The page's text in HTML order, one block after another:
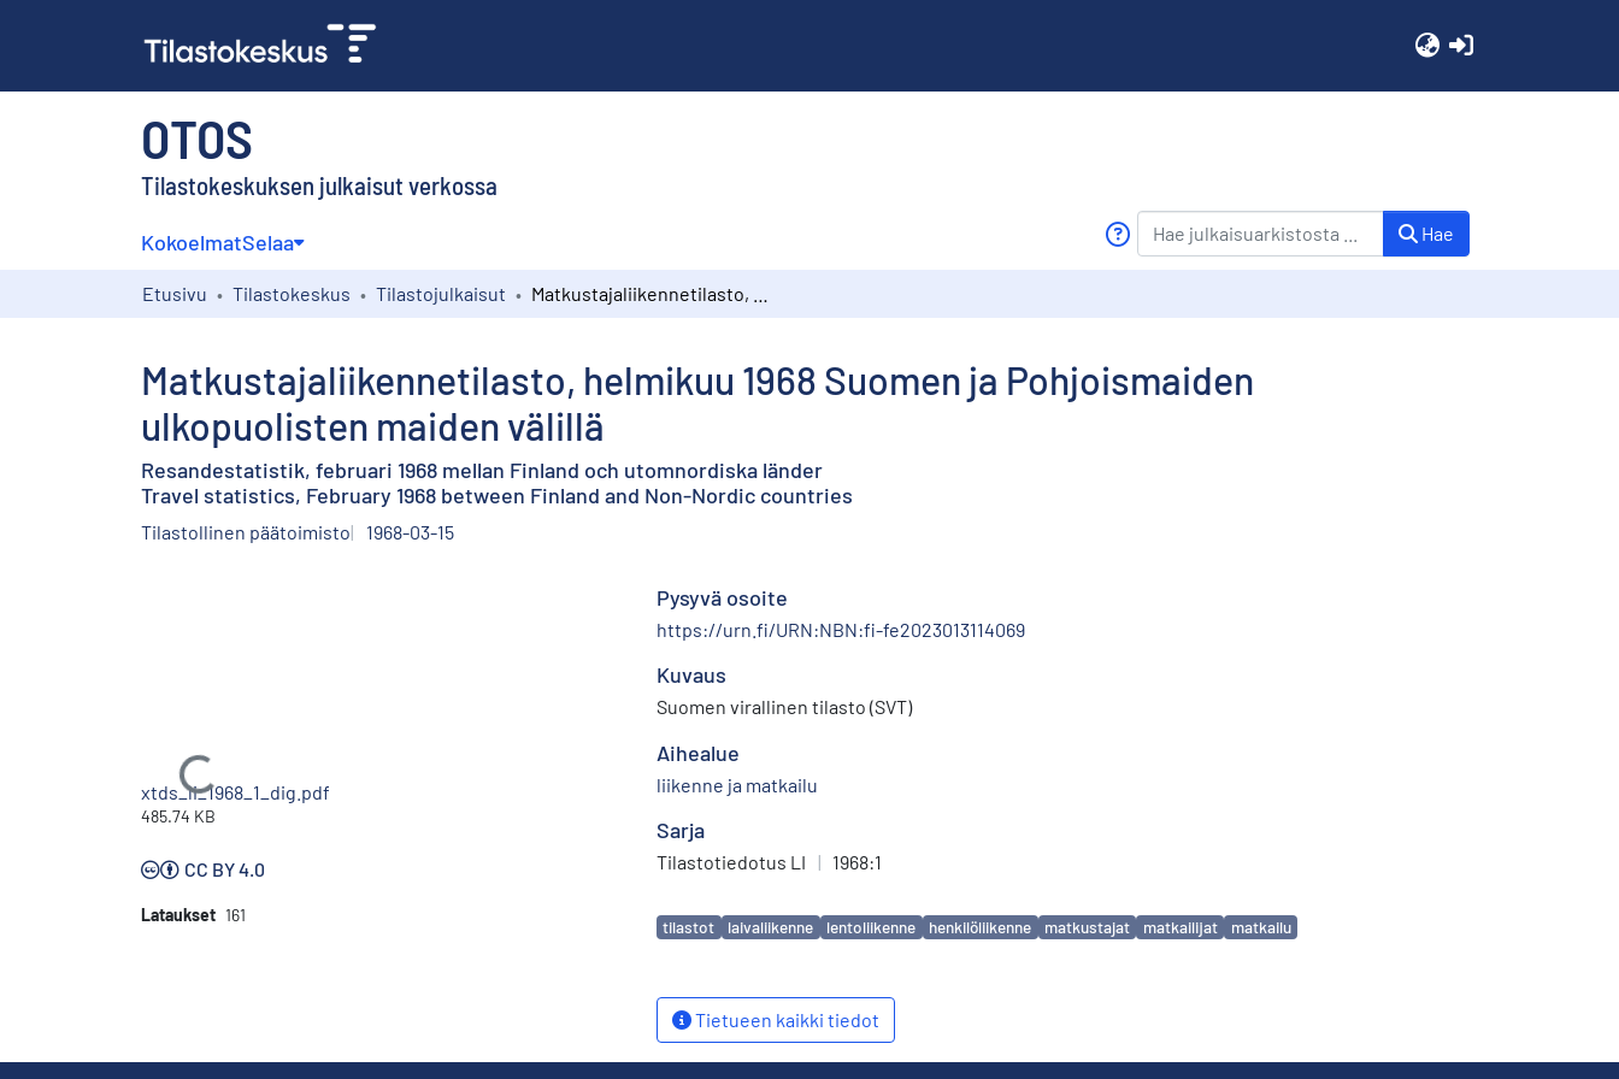
OTOS
Tilastokeskuksen julkaisut verkossa
KokoelmatSelaa Hae
Etusivu Tilastokeskus Tilastojulkaisut
Matkustajaliikennetilasto, helmikuu 1968 Suomen ja Pohjoismaiden
ulkopuolisten maiden välillä
Resandestatistik, februari 1968 mellan Finland och utomnordiska länder
Travel statistics, February 1968 between Finland and Non-Nordic countries
Tilastollinen päätoimisto 1968-03-15
Ladataan...
xtds_li_1968_1_dig.pdf
485.74 KB
CC BY 4.0
Lataukset 161
Pysyvä osoite
https://urn.fi/URN:NBN:fi-fe2023013114069
Kuvaus
Suomen virallinen tilasto (SVT)
Aihealue
liikenne ja matkailu
Sarja
Tilastotiedotus LI | 1968:1
Avainsanat
tilastot laivaliikenne lentoliikenne henkilöliikenne matkustajat matkailijat matkailu
Tietueen kaikki tiedot